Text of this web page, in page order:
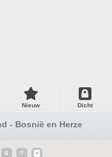
Nieuw Dicht
- Bosnië en Herzegovina
6 7